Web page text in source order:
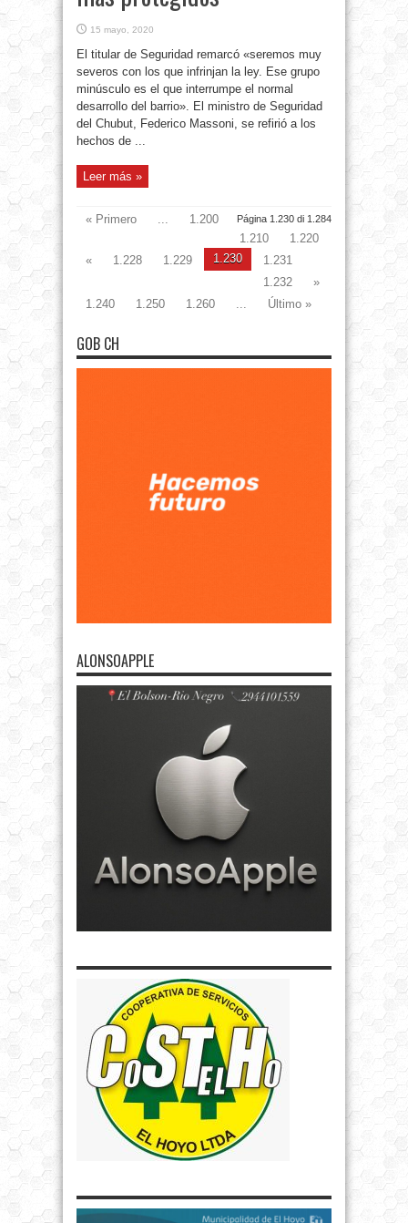
15 mayo, 2020
El titular de Seguridad remarcó «seremos muy
severos con los que infrinjan la ley. Ese grupo
minúsculo es el que interrumpe el normal
desarrollo del barrio». El ministro de Seguridad
del Chubut, Federico Massoni, se refirió a los
hechos de ...
Leer más »
Página 1.230 di 1.284
« Primero
1.200
1.210
1.220
«
1.228 1.229 1.230
1.231
1.232
»
1.240
1.250 1.260 Último »
GOB CH
ALONSOAPPLE